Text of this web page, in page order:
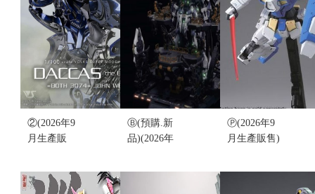
盒況)
售價:900
售價:2350
爾 組裝模型
(不挑盒況)
售價:650
②(2026年9
月生產販
VSMS 1/100
達卡斯 黑騎
Ⓑ(預購.新
品)(2026年
萬象聚變
Ⓟ(2026年9
月生產販售)
1/100 AGE-